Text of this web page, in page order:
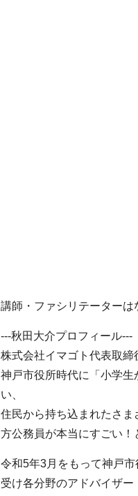
講師・ファシリテーターは
---秋田大介プロフィール---
株式会社イマゴト代表取締
神戸市役所時代に「小学
い、
住民から持ち込まれたさ
方公務員が本当にすごい！
令和5年3月をもって神戸
受け各分野のアドバイザー